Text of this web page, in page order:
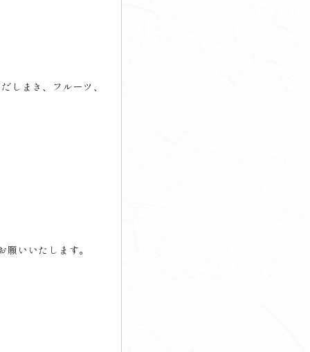
しまき、フルーツ、
いいたします。